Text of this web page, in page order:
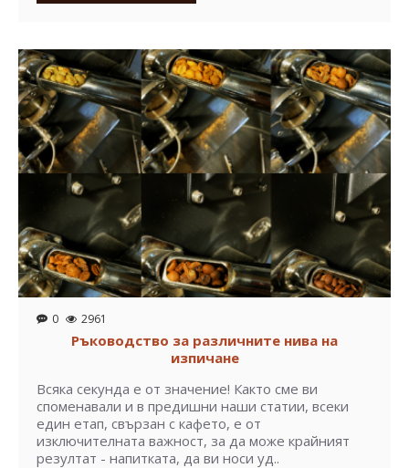
0 2961
Ръководство за различните нива на
изпичане
Всяка секунда е от значение! Както сме ви
споменавали и в предишни наши статии, всеки
един етап, свързан с кафето, е от
изключителната важност, за да може крайният
резултат - напитката, да ви носи уд..